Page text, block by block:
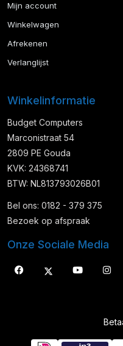
Mijn account
Winkelwagen
Afrekenen
Verlanglijst
Winkelinformatie
Budget Computers
Marconistraat 54
2809 PE Gouda
KVK: 24368741
BTW: NL813793026B01
Bel ons: 0182 - 379 375
Bezoek op afspraak
Onze Sociale Media